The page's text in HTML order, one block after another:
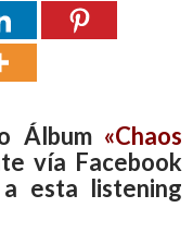
Álbum «Chaos
vía Facebook
esta listening